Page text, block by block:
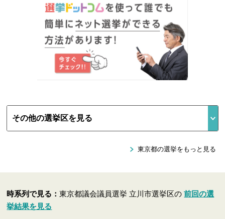
東京都の選挙をもっと見る
時系列で見る：東京都議会議員選挙 立川市選挙区の前回の選
挙結果を見る